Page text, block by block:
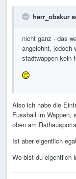
herr_obskur
nicht ganz - das
angelehnt, jedoch
stadtwappen kein
Also ich habe die
Fussball im Wappen,
oben am
Ist aber eigentlich
Wo bist du eigentlich